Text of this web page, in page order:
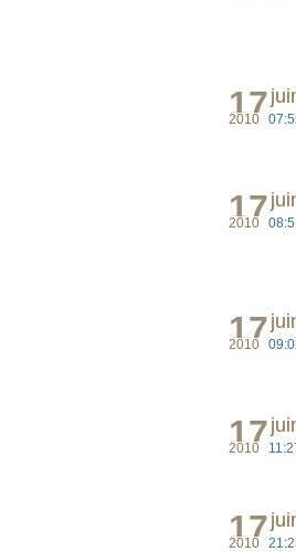
17
2010
17
2010
17
2010
17
2010
17
2010